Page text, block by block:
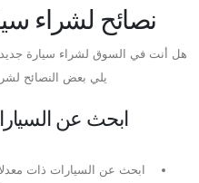
نصائح لشراء
هل أنت في السوق لشراء سيارة
يلي بعض النصائح
ابحث عن
ابحث عن السيارات ذات معدلات